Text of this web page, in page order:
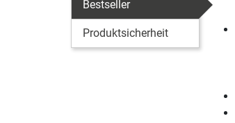
Bestseller
Produktsicherheit